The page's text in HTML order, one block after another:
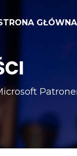
GŁÓWNA